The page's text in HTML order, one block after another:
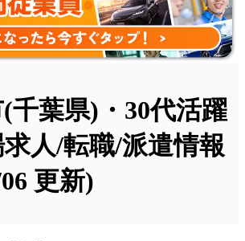
千葉県)・30代活躍
人/転職/派遣情報
更新)